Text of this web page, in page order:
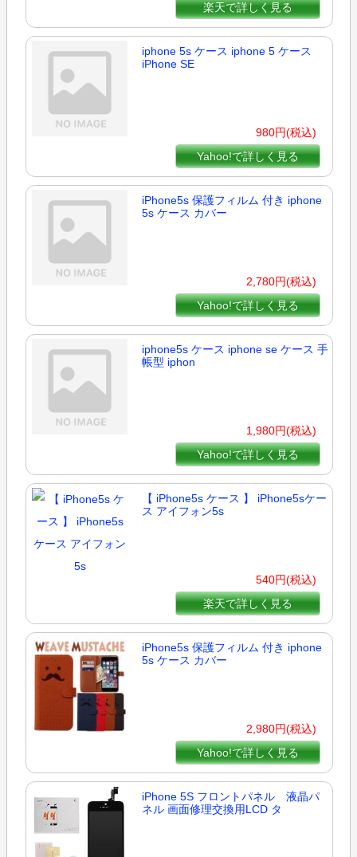
楽天で詳しく見る
iphone 5s ケース iphone 5 ケース
iPhone SE
980円(税込)
Yahoo!で詳しく見る
iPhone5s 保護フィルム 付き iphone
5s ケース カバー
2,780円(税込)
Yahoo!で詳しく見る
iphone5s ケース iphone se ケース 手
帳型 iphon
1,980円(税込)
Yahoo!で詳しく見る
【 iPhone5s ケース 】 iPhone5sケー
ス アイフォン5s
540円(税込)
楽天で詳しく見る
iPhone5s 保護フィルム 付き iphone
5s ケース カバー
2,980円(税込)
Yahoo!で詳しく見る
iPhone 5S フロントパネル 液晶パ
ネル 画面修理交換用LCD タ